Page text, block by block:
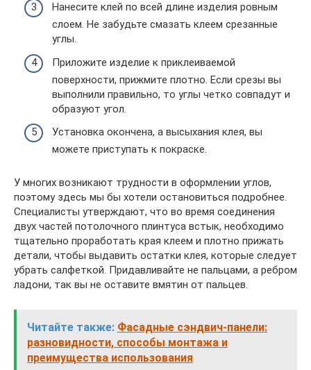
Нанесите клей по всей длине изделия ровным
слоем. Не забудьте смазать клеем срезанные
углы.
Приложите изделие к приклеиваемой
поверхности, прижмите плотно. Если срезы вы
выполнили правильно, то углы четко совпадут и
образуют угол.
Установка окончена, а высыхания клея, вы
можете приступать к покраске.
У многих возникают трудности в оформлении углов,
поэтому здесь мы бы хотели остановиться подробнее.
Специалисты утверждают, что во время соединения
двух частей потолочного плинтуса встык, необходимо
тщательно проработать края клеем и плотно прижать
детали, чтобы выдавить остатки клея, которые следует
убрать салфеткой. Придавливайте не пальцами, а ребром
ладони, так вы не оставите вмятин от пальцев.
Читайте также: Фасадные сэндвич-панели:
разновидности, способы монтажа и
преимущества использования